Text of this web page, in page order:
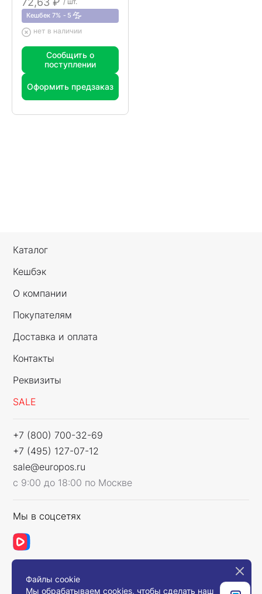
Кешбек 7% 5
нет в наличии
Сообщить о
поступлении
Оформить предзаказ
Каталог
Кешбэк
О компании
Покупателям
Доставка и оплата
Контакты
Реквизиты
SALE
+7 (800) 700-32-69
+7 (495) 127-07-12
sale@europos.ru
с 9:00 до 18:00 по Москве
Мы в соцсетях
Связаться с нами
Файлы cookie
Мы обрабатываем cookies, чтобы сделать наш